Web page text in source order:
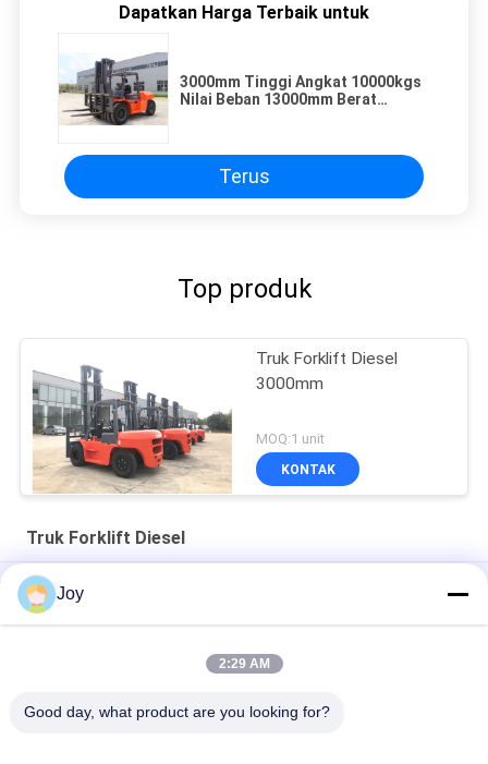
Dapatkan Harga Terbaik untuk
3000mm Tinggi Angkat 10000kgs
Nilai Beban 13000mm Berat
Terus
Top produk
Truk Forklift Diesel
3000mm
MOQ:1 unit
KONTAK
Truk Forklift Diesel
7000kgs Diesel Dioperasikan Forklift Kekuatan Kuat 7 Ton
Forklift
Joy
2:29 AM
Good day, what product are you looking for?